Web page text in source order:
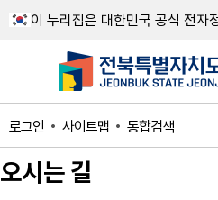
이 누리집은 대한민국 공식 전자
로그인 사이트맵 통합검색
오시는 길